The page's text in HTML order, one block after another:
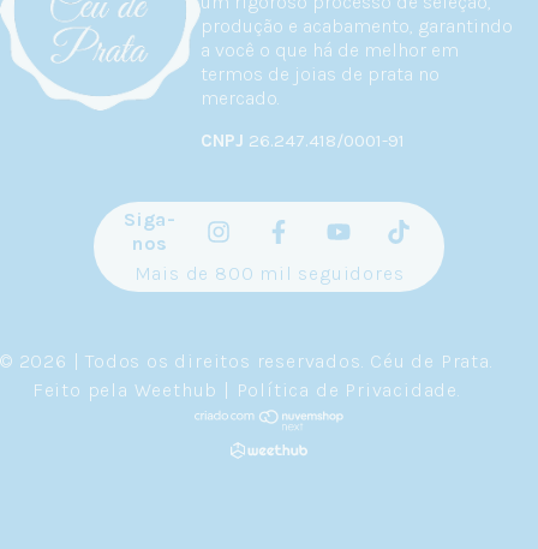
produção e acabamento, garantindo
a você o que há de melhor em
termos de joias de prata no
mercado.
CNPJ 26.247.418/0001-91
Siga-
nos
Mais de 800 mil seguidores
© 2026 | Todos os direitos reservados. Céu de Prata
Feito pela Weethub | Política de Privacidade